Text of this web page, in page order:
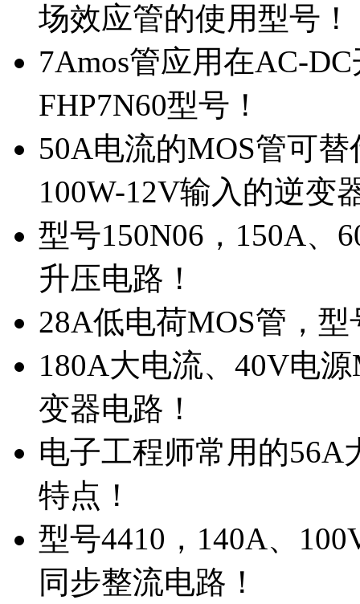
场效应管的使用型号！
7Amos管应用在AC-
FHP7N60型号！
50A电流的MOS管可
100W-12V输入的逆变
型号150N06，150A、
升压电路！
28A低电荷MOS管，
180A大电流、40V电
变器电路！
电子工程师常用的56A
特点！
型号4410，140A、
同步整流电路！